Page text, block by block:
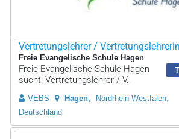
Vertretungslehrer /
Freie Evangelische Schule Hagen
Freie Evangelische Schule Hagen
sucht: Vertretungslehrer / V..
VEBS Hagen
Nordrhein-Westfalen,
Deutschland